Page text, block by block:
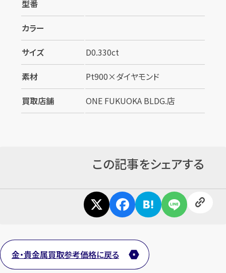
型番
カラー
サイズ
D0.330ct
素材
Pt900×ダイヤモンド
買取店舗
ONE FUKUOKA BLDG.店
この記事をシェアする
金・貴金属買取参考価格に戻る